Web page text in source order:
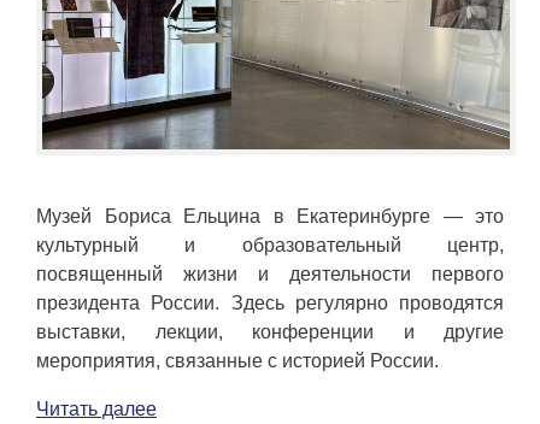
Музей Бориса Ельцина в Екатеринбурге — это
культурный и образовательный центр,
посвященный жизни и деятельности первого
президента России. Здесь регулярно проводятся
выставки, лекции, конференции и другие
мероприятия, связанные с историей России.
Читать далее